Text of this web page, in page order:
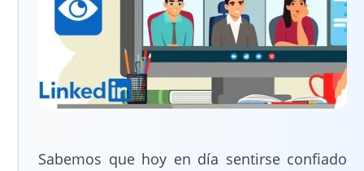
Sabemos que hoy en día sentirse confiado